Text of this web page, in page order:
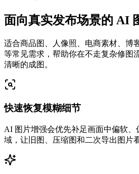
面向真实发布场景的 AI
适合商品图、人像照、电商素材、博
等常见需求，帮助你在不走复杂修图
清晰的成图。
快速恢复模糊细节
AI 图片增强会优先补足画面中偏软、
域，让旧图、压缩图和二次导出图片